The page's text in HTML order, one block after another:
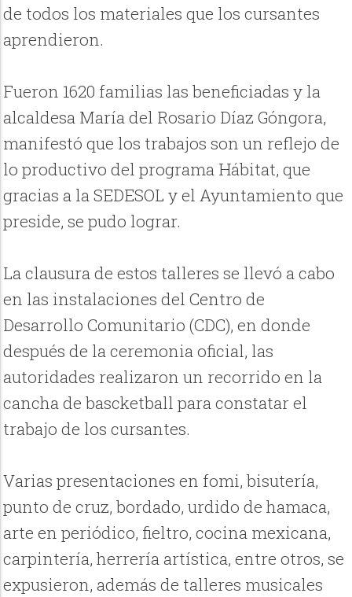
de todos los materiales que los cursantes
aprendieron.
Fueron 1620 familias las beneficiadas y la
alcaldesa María del Rosario Díaz Góngora,
manifestó que los trabajos son un reflejo de
lo productivo del programa Hábitat, que
gracias a la SEDESOL y el Ayuntamiento que
preside, se pudo lograr.
La clausura de estos talleres se llevó a cabo
en las instalaciones del Centro de
Desarrollo Comunitario (CDC), en donde
después de la ceremonia oficial, las
autoridades realizaron un recorrido en la
cancha de bascketball para constatar el
trabajo de los cursantes.
Varias presentaciones en fomi, bisutería,
punto de cruz, bordado, urdido de hamaca,
arte en periódico, fieltro, cocina mexicana,
carpintería, herrería artística, entre otros, se
expusieron, además de talleres musicales